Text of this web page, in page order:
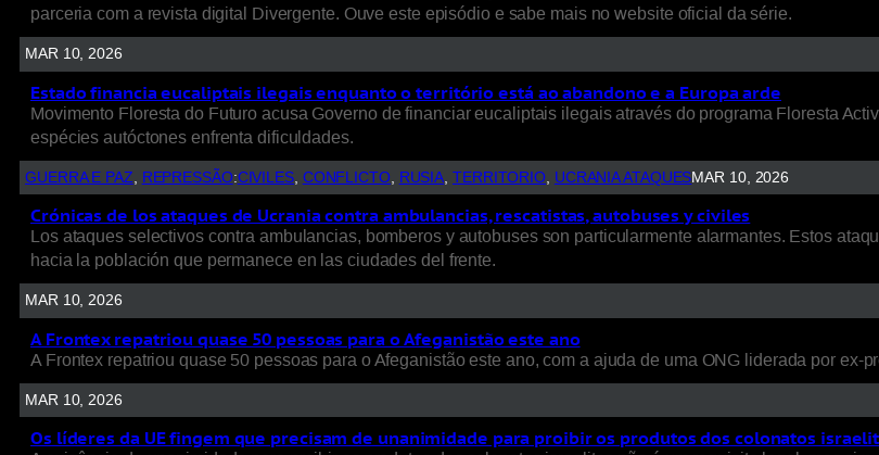
parceria com a revista digital Divergente. Ouve este episódio e sabe mais no website oficial da série.
MAR 10, 2026
Estado financia eucaliptais ilegais enquanto o território está ao abandono e a Europa arde
Movimento Floresta do Futuro acusa Governo de financiar eucaliptais ilegais através do programa Floresta
espécies autóctones enfrenta dificuldades.
GUERRA E PAZ REPRESSÃO:CIVILES, CONFLICTO, RUSIA TERRITORIO UCRANIA ATAQUESMAR 10, 2026
Crónicas de los ataques de Ucrania contra ambulancias, rescatistas, autobuses y civiles
Los ataques selectivos contra ambulancias, bomberos y autobuses son particularmente alarmantes. Estos
hacia la población que permanece en las ciudades del frente.
MAR 10, 2026
A Frontex repatriou quase 50 pessoas para o Afeganistão este ano
A Frontex repatriou quase 50 pessoas para o Afeganistão este ano, com a ajuda de uma ONG liderada por ex-
MAR 10, 2026
Os líderes da UE fingem que precisam de unanimidade para proibir os produtos dos colonatos